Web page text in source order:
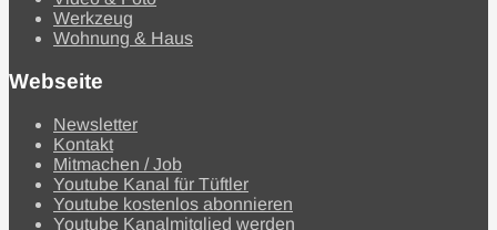
Werkzeug
Wohnung & Haus
Webseite
Newsletter
Kontakt
Mitmachen / Job
Youtube Kanal für Tüftler
Youtube kostenlos abonnieren
Youtube Kanalmitglied werden